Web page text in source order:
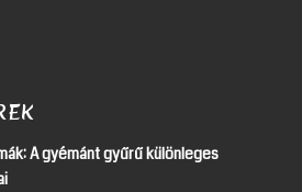
A gyémánt gyűrű különleges